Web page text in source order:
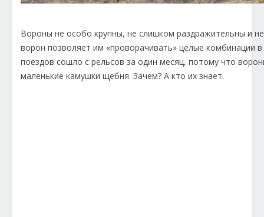
Вороны не особо крупны, не слишком раздражительны и
ворон позволяет им «проворачивать» целые комбинации
поездов сошло с рельсов за один месяц, потому что
маленькие камушки щебня. Зачем? А кто их знает.